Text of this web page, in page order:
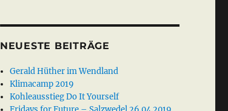
NEUESTE BEITRÄGE
Gerald Hüther im Wendland
Klimacamp 2019
Kohleausstieg Do It Yourself